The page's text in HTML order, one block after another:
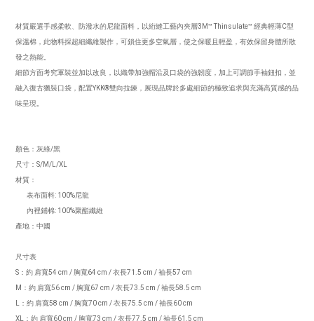
材質嚴選手感柔軟、防潑水的尼龍面料，以絎縫工藝內夾層3M™ Thinsulate™ 經典輕薄C型
保溫棉，此物料採超細纖維製作，可鎖住更多空氣層，使之保暖且輕盈，有效保留身體所散
發之熱能。
細節方面考究軍裝並加以改良，以織帶加強帽沿及口袋的強韌度，加上可調節手袖鈕扣，並
融入復古獵裝口袋，配置YKK®雙向拉鍊，展現品牌於多處細節的極致追求與充滿高質感的品
味呈現。
顏色：灰綠/黑
尺寸：S/M/L/XL
材質：
表布面料: 100%尼龍
內裡鋪棉: 100%聚酯纖維
產地：中國
尺寸表
S：約 肩寬54 cm / 胸寬64 cm / 衣長71.5 cm / 袖長57 cm
M：約 肩寬56 cm / 胸寬67 cm / 衣長73.5 cm / 袖長58.5 cm
L：約 肩寬58 cm / 胸寬70 cm / 衣長75.5 cm / 袖長60 cm
XL：約 肩寬60 cm / 胸寬73 cm / 衣長77.5 cm / 袖長61.5 cm